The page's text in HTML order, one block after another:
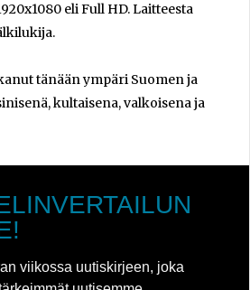
eli Full HD. Laitteesta
tänään ympäri Suomen ja
kultaisena, valkoisena ja
viikossa uutiskirjeen, joka